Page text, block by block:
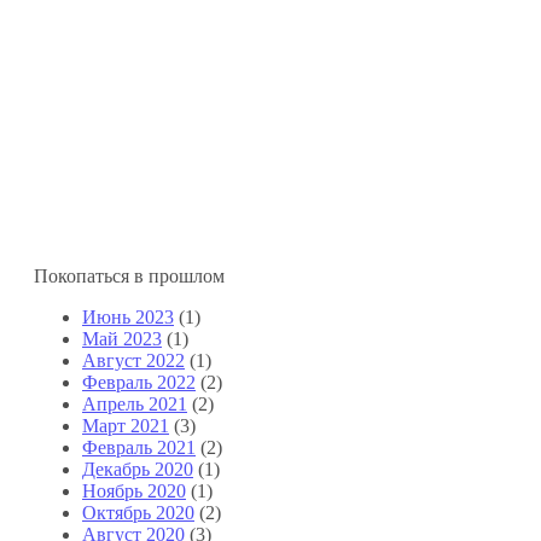
Покопаться в прошлом
Июнь 2023 (1)
Май 2023 (1)
Август 2022 (1)
Февраль 2022 (2)
Апрель 2021 (2)
Март 2021 (3)
Февраль 2021 (2)
Декабрь 2020 (1)
Ноябрь 2020 (1)
Октябрь 2020 (2)
Август 2020 (3)